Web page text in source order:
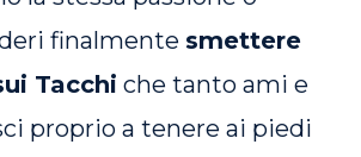
finalmente smettere
Tacchi che tanto ami e
proprio a tenere ai piedi